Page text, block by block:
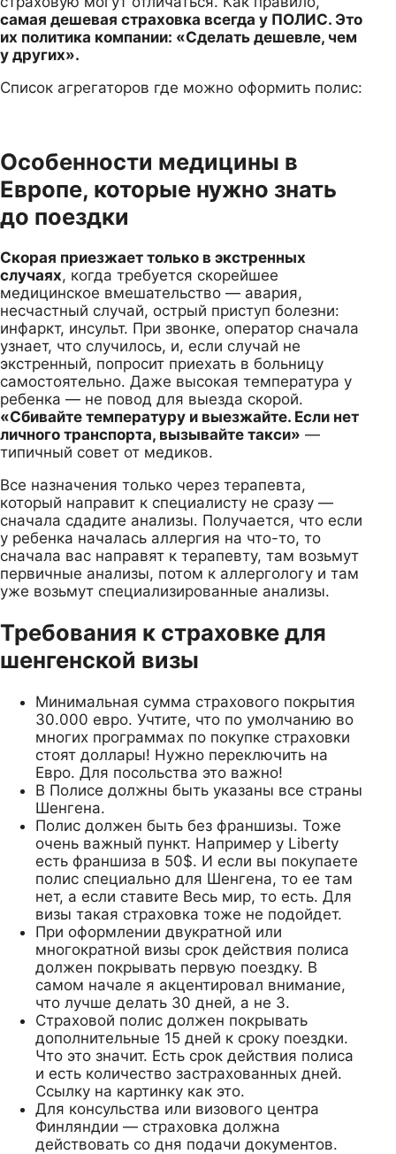
самая дешевая страховка всегда у ПОЛИС. Это
их политика компании: «Сделать дешевле, чем
у других».
Список агрегаторов где можно оформить полис:
Особенности медицины в
Европе, которые нужно знать
до поездки
Скорая приезжает только в экстренных
случаях, когда требуется скорейшее
медицинское вмешательство — авария,
несчастный случай, острый приступ болезни:
инфаркт, инсульт. При звонке, оператор сначала
узнает, что случилось, и, если случай не
экстренный, попросит приехать в больницу
самостоятельно. Даже высокая температура у
ребенка — не повод для выезда скорой.
«Сбивайте температуру и выезжайте. Если нет
личного транспорта, вызывайте такси» —
типичный совет от медиков.
Все назначения только через терапевта,
который направит к специалисту не сразу —
сначала сдадите анализы. Получается, что если
у ребенка началась аллергия на что-то, то
сначала вас направят к терапевту, там возьмут
первичные анализы, потом к аллергологу и там
уже возьмут специализированные анализы.
Требования к страховке для
шенгенской визы
Минимальная сумма страхового покрытия
30.000 евро. Учтите, что по умолчанию во
многих программах по покупке страховки
стоят доллары! Нужно переключить на
Евро. Для посольства это важно!
В Полисе должны быть указаны все страны
Шенгена.
Полис должен быть без франшизы. Тоже
очень важный пункт. Например у Liberty
есть франшиза в 50$. И если вы покупаете
полис специально для Шенгена, то ее там
нет, а если ставите Весь мир, то есть. Для
визы такая страховка тоже не подойдет.
При оформлении двукратной или
многократной визы срок действия полиса
должен покрывать первую поездку. В
самом начале я акцентировал внимание,
что лучше делать 30 дней, а не 3.
Страховой полис должен покрывать
дополнительные 15 дней к сроку поездки.
Что это значит. Есть срок действия полиса
и есть количество застрахованных дней.
Ссылку на картинку как это.
Для консульства или визового центра
Финляндии — страховка должна
действовать со дня подачи документов.